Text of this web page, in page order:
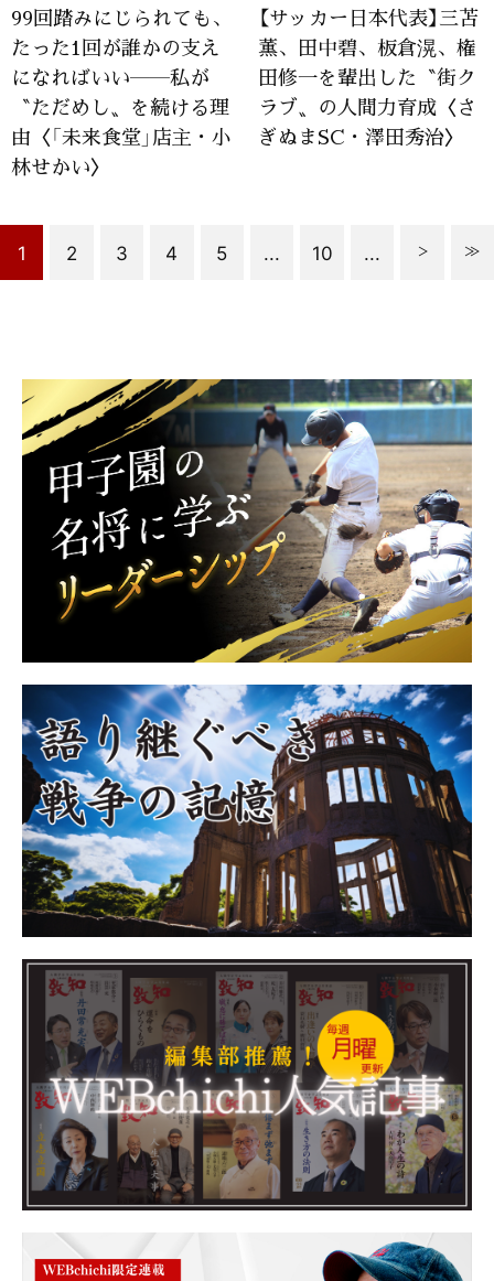
99回踏みにじられても、
たった1回が誰かの支え
になればいい――私が
〝ただめし〟を続ける理
由〈「未来食堂」店主・小
林せかい〉
【サッカー日本代表】三苫
薫、田中碧、板倉滉、権
田修一を輩出した〝街ク
ラブ〟の人間力育成〈さ
ぎぬまSC・澤田秀治〉
1 2 3 4 5 ... 10 ...